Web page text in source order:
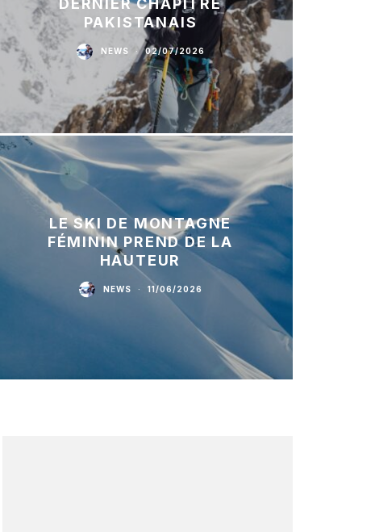
DERNIER CHAPITRE
PAKISTANAIS
NEWS · 02/07/2026
LE SKI DE MONTAGNE
FÉMININ PREND DE LA
HAUTEUR
NEWS · 11/06/2026